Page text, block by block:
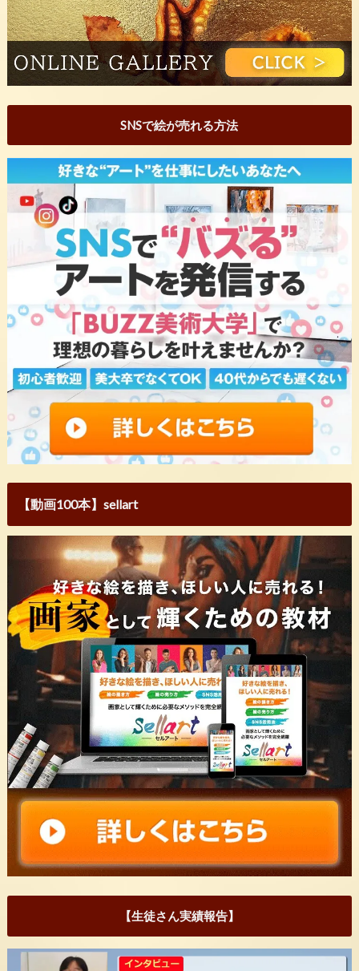
SNSで絵が売れる方法
【動画100本】sellart
【生徒さん実績報告】